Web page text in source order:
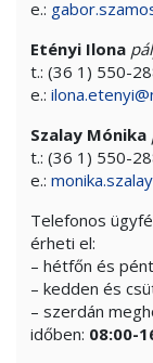
e.:
Etényi Ilona
t.: (36 1) 550-
e.:
Szalay Mónika
t.: (36 1) 550-
e.:
Telefonos
érheti el:
– hétfőn és
– kedden és
– szerdán
időben: 08:00-